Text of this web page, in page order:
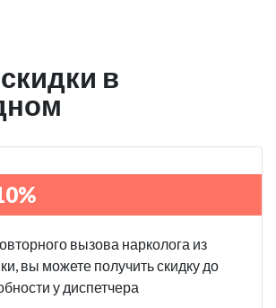
в
вызова нарколога из
вы можете получить скидку до
у диспетчера